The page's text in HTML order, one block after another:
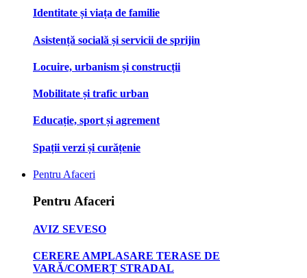
Identitate și viața de familie
Asistență socială și servicii de sprijin
Locuire, urbanism și construcții
Mobilitate și trafic urban
Educație, sport și agrement
Spații verzi și curățenie
Pentru Afaceri
Pentru Afaceri
AVIZ SEVESO
CERERE AMPLASARE TERASE DE
VARĂ/COMERȚ STRADAL